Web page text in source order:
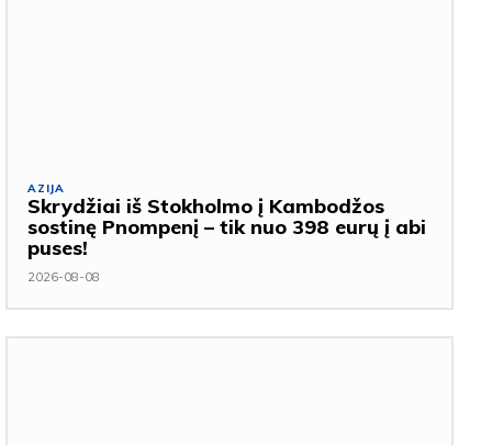
AZIJA
Skrydžiai iš Stokholmo į Kambodžos
sostinę Pnompenį – tik nuo 398 eurų į abi
puses!
2026-08-08